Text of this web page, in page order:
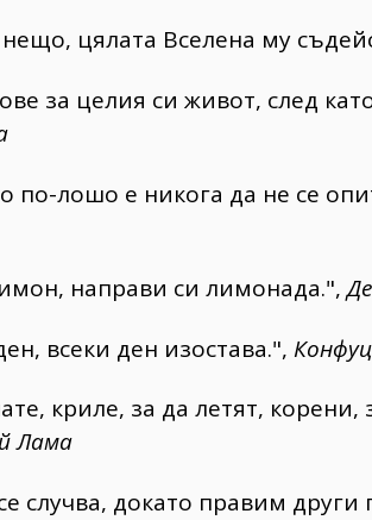
цялата Вселена му
за целия си живот, след
по-лошо е никога да не се
направи си лимонада.",
всеки ден изостава.",
криле, за да летят, корени,
Лама
случва, докато правим други